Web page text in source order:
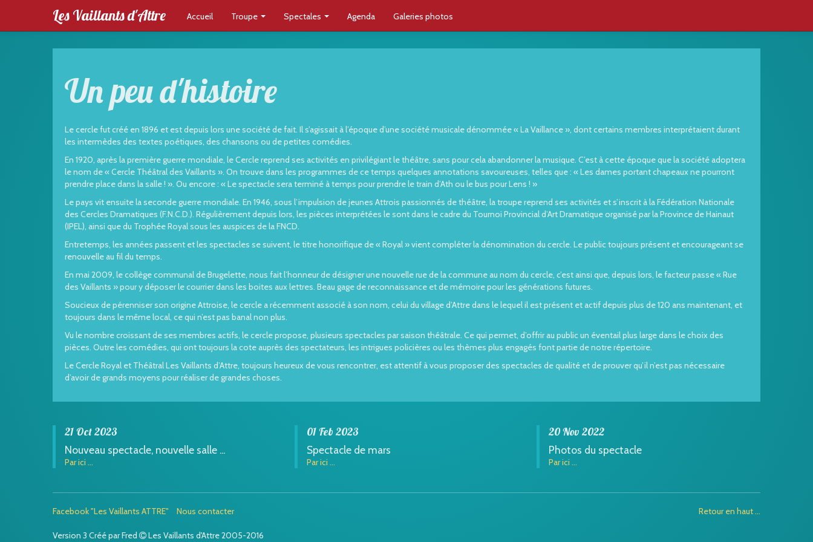
Les Vaillants d'Attre Accueil Troupe Spectales Agenda Galeries photos
Un peu d'histoire
Le cercle fut créé en 1896 et est depuis lors une société de fait. Il s’agissait à l’époque d’une société musicale dénommée « La Vaillance », dont certains membres interprétaient durant
les intermèdes des textes poétiques, des chansons ou de petites comédies.
En 1920, après la première guerre mondiale, le Cercle reprend ses activités en privilégiant le théâtre, sans pour cela abandonner la musique. C’est à cette époque que la société adoptera
le nom de « Cercle Théâtral des Vaillants ». On trouve dans les programmes de ce temps quelques annotations savoureuses, telles que : « Les dames portant chapeaux ne pourront
prendre place dans la salle ! ». Ou encore : « Le spectacle sera terminé à temps pour prendre le train d’Ath ou le bus pour Lens ! »
Le pays vit ensuite la seconde guerre mondiale. En 1946, sous l’impulsion de jeunes Attrois passionnés de théâtre, la troupe reprend ses activités et s’inscrit à la Fédération Nationale
des Cercles Dramatiques (F.N.C.D.). Régulièrement depuis lors, les pièces interprétées le sont dans le cadre du Tournoi Provincial d’Art Dramatique organisé par la Province de Hainaut
(IPEL), ainsi que du Trophée Royal sous les auspices de la FNCD.
Entretemps, les années passent et les spectacles se suivent, le titre honorifique de « Royal » vient compléter la dénomination du cercle. Le public toujours présent et encourageant se
renouvelle au fil du temps.
En mai 2009, le collège communal de Brugelette, nous fait l’honneur de désigner une nouvelle rue de la commune au nom du cercle, c’est ainsi que, depuis lors, le facteur passe « Rue
des Vaillants » pour y déposer le courrier dans les boites aux lettres. Beau gage de reconnaissance et de mémoire pour les générations futures.
Soucieux de pérenniser son origine Attroise, le cercle a récemment associé à son nom, celui du village d’Attre dans le lequel il est présent et actif depuis plus de 120 ans maintenant, et
toujours dans le même local, ce qui n’est pas banal non plus.
Vu le nombre croissant de ses membres actifs, le cercle propose, plusieurs spectacles par saison théâtrale. Ce qui permet, d’offrir au public un éventail plus large dans le choix des
pièces. Outre les comédies, qui ont toujours la cote auprès des spectateurs, les intrigues policières ou les thèmes plus engagés font partie de notre répertoire.
Le Cercle Royal et Théâtral Les Vaillants d’Attre, toujours heureux de vous rencontrer, est attentif à vous proposer des spectacles de qualité et de prouver qu’il n’est pas nécessaire
d’avoir de grands moyens pour réaliser de grandes choses.
21 Oct 2023
Nouveau spectacle, nouvelle salle ...
Par ici ...
01 Feb 2023
Spectacle de mars
Par ici ...
20 Nov 2022
Photos du spectacle
Par ici ...
Retour en haut ...
Facebook "Les Vaillants ATTRE" Nous contacter
Version 3 Créé par Fred Les Vaillants d'Attre 2005-2016